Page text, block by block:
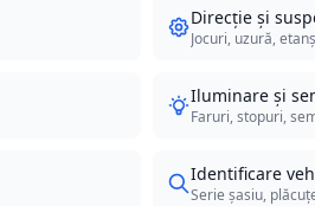
Direcție și
Jocuri, uzură,
Iluminare și
Faruri, stopuri,
Identificare
Serie șasiu,